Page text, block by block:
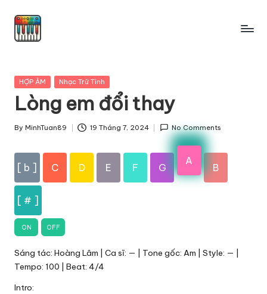
Skip
Posted
HỢP ÂM Nhạc Trữ Tình
Lòng em đổi thay
Posted
By MinhTuan89 19 Tháng 7, 2024 No Comments
[ b ] C D E F G
A
B
[ # ]
ON OFF
Sáng tác: Hoàng Lâm | Ca sĩ: — | Tone gốc: Am | Style: — |
Tempo: 100 | Beat: 4/4
Intro: